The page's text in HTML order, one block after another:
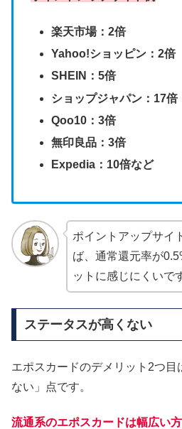
楽天市場：2倍
Yahoo!ショッピン：2倍
SHEIN：5倍
ショップジャパン：17倍
Qoo10：3倍
無印良品：3倍
Expedia：10倍など
ポイントアップサイ
ば、通常還元率が
ットに感じにくいで
ステータスが高くない
エポスカードのデメリット2つ目
ない」点です。
流通系のエポスカードは幅広い